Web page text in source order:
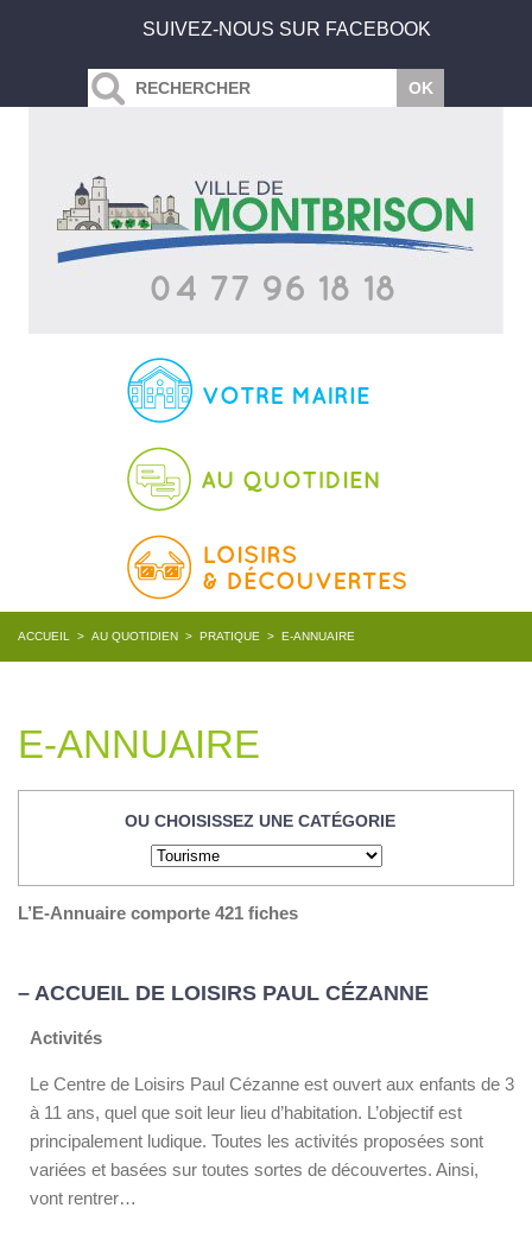
SUIVEZ-NOUS SUR FACEBOOK
ACCUEIL > AU QUOTIDIEN > PRATIQUE > E-ANNUAIRE
E-ANNUAIRE
OU CHOISISSEZ UNE CATÉGORIE
L’E-Annuaire comporte 421 fiches
– ACCUEIL DE LOISIRS PAUL CÉZANNE
Activités
Le Centre de Loisirs Paul Cézanne est ouvert aux enfants de 3
à 11 ans, quel que soit leur lieu d’habitation. L’objectif est
principalement ludique. Toutes les activités proposées sont
variées et basées sur toutes sortes de découvertes. Ainsi,
vont rentrer…